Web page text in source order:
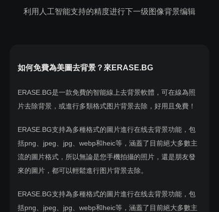
第四步：在几秒钟内，你会有一个背景删除图像。然后，单
景颜色的图片。
步骤5：通过选择下载图像选项下载图像。
步骤3: 等待图片上传和处理完成。
利用人工智能支持的精度进行下一级图像背景编辑
如何免費為美圖去背景？來ERASE.BG
ERASE.BG是一款免費的智能線上去背景軟體，可在線為照
片去除背景，或進行多類格式图片背景去除，好用且免費！
ERASE.BG支持為多種格式的圖片進行在线去背景功能，包
括png、jpeg、jpg、webp和heic等，涵蓋了目前絕大多數主
流的圖片格式，所以無論是您手機拍攝的照片，還是朋友發
來的圖片，都可以輕鬆進行图片背景去除。
ERASE.BG支持為多種格式的圖片進行在线去背景功能，包
括png、jpeg、jpg、webp和heic等，涵蓋了目前絕大多數主